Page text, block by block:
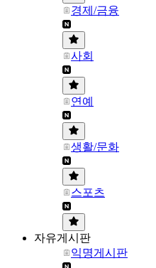
경제/금융
사회
연예
생활/문화
스포츠
자유게시판
익명게시판